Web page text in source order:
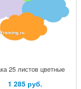
25 листов цветные
1 285 руб.